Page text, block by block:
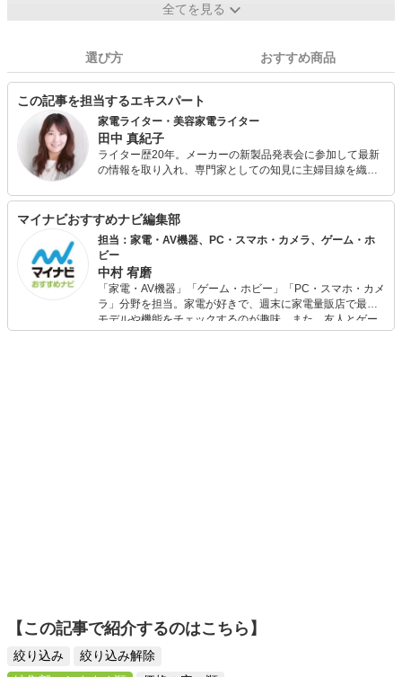
全てを見る
選び方 おすすめ商品
この記事を担当するエキスパート
家電ライター・美容家電ライター
田中 真紀子
ライター歴20年。メーカーの新製品発表会に参加して最新
の情報を取り入れ、専門家としての知見に主婦目線を織り
らしを快適にしてくれる家電の取り入れ方を研究中。 また
美容家電にも目がなく、毎日様々な美容家電を試しては、
使用感や実感を紹介する体験レポも多数行っている。
マイナビおすすめナビ編集部
担当：家電・AV機器、PC・スマホ・カメラ、ゲーム・ホ
ビー
中村 宥磨
「家電・AV機器」「ゲーム・ホビー」「PC・スマホ・カメ
ラ」分野を担当。家電が好きで、週末に家電量販店で最新
モデルや機能をチェックするのが趣味。また、友人とゲー
ムを楽しみながら、新作タイトルやイベント情報もいち早
【この記事で紹介するのはこちら】
絞り込み
絞り込み解除